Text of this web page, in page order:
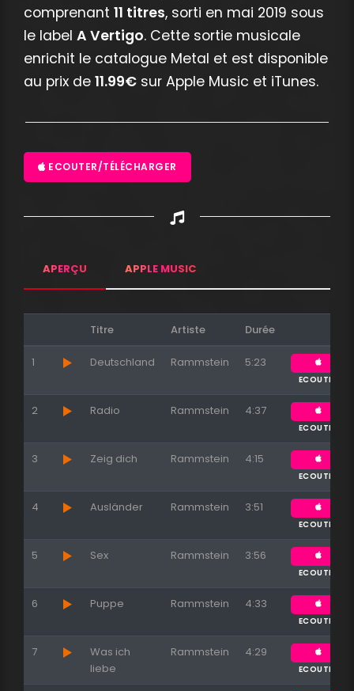
comprenant 11 titres, sorti en mai 2019 sous
le label A Vertigo. Cette sortie musicale
enrichit le catalogue Metal et est disponible
au prix de 11.99€ sur Apple Music et iTunes.
ECOUTER/TÉLÉCHARGER
APERÇU APPLE MUSIC
Titre Artiste Durée
1 Deutschland Rammstein 5:23
ECOUTER
2 Radio Rammstein 4:37
ECOUTER
3 Zeig dich Rammstein 4:15
ECOUTER
4 Ausländer Rammstein 3:51
ECOUTER
5 Sex Rammstein 3:56
ECOUTER
6 Puppe Rammstein 4:33
ECOUTER
7
Was ich
liebe
Rammstein 4:29
ECOUTER